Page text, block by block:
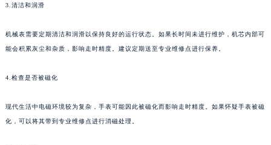
3.清洁和润滑
机械表需要定期清洁和润滑以保持良好的运行状态。如果长时间未进行维护，机芯内部可
能会积累灰尘和杂质，影响走时精度。建议定期送至专业维修点进行保养。
4.检查是否被磁化
现代生活中电磁环境较为复杂，手表可能因此被磁化而影响走时精度。如果怀疑手表被磁
化，可以将其带到专业维修点进行消磁处理。